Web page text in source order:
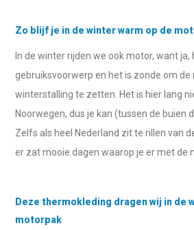
Zo blijf je in de winter warm op de
In de winter rijden we ook motor, want ja,
gebruiksvoorwerp en het is zonde om de
winterstalling te zetten. Het is hier lang
Noorwegen, dus je kan (tussen de buien
Zelfs als heel Nederland zit te rillen van
er zat mooie dagen waarop je er met de
Deze thermokleding dragen wij in de
motorpak